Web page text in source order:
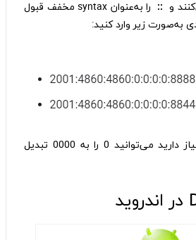
و ::
را به‌عنوان syntax مخفف قبول
به‌صورت زیر وارد کنید:
اگر بهfour hex digit نیاز دارید می‌توانید 0 را به 0000 تبدیل